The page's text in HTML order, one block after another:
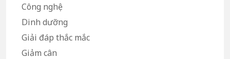
Công nghệ
Dinh dưỡng
Giải đáp thắc mắc
Giảm cân